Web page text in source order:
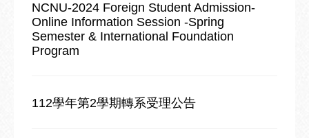
NCNU-2024 Foreign Student Admission-
Online Information Session -Spring
Semester & International Foundation
Program
112學年第2學期轉系受理公告